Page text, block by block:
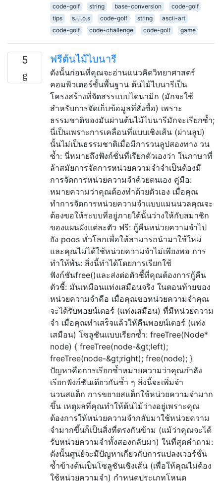
code-golf string base-conversion
code-golf
tips
s.i.l.o.s code-golf string
ascii-art
code-golf
code-challenge code-golf game
5 ฟรีต้นไม้ไบนารี
ดังนั้นก่อนที่คุณจะอ่านแนวคิดวิทยาศาสตร์
คอมพิวเตอร์ขั้นพื้นฐาน ต้นไม้ไบนารีเป็น
โครงสร้างที่จัดสรรแบบไดนามิก (มักจะใช้
สำหรับการจัดเก็บข้อมูลที่สั่งซื้อ) เพราะ
ธรรมชาติของมันผ่านต้นไม้ไบนารีมักจะเรียกซ้ำ;
นี่เป็นเพราะการเคลื่อนที่แบบเชิงเส้น (ผ่านลูป)
นั้นไม่เป็นธรรมชาติเมื่อมีการวนลูปสองทาง วน
ซ้ำ: นี่หมายถึงฟังก์ชั่นที่เรียกตัวเองว่า ในภาษาที่
ล้าสมัยการจัดการหน่วยความจำจำเป็นต้องมี
การจัดการหน่วยความจำด้วยตนเอง คู่มือ:
หมายความว่าคุณต้องทำด้วยตัวเอง เมื่อคุณ
ทำการจัดการหน่วยความจำแบบแมนนวลคุณจะ
ต้องขอให้ระบบที่อยู่ภายใต้นั้นว่างให้กับสมาชิก
ของแผนผังแต่ละตัว ฟรี: กู้คืนหน่วยความจำไป
ยัง poos ทั่วโลกเพื่อให้สามารถนำมาใช้ใหม่
และคุณไม่ได้ใช้หน่วยความจำไม่เพียงพอ การ
ทำให้พ้น: สิ่งนี้ทำได้โดยการเรียกใช้
ฟังก์ชันfree()และส่งต่อตัวชี้ที่คุณต้องการกู้คืน
ตัวชี้: มันเหมือนแท่งเสมือนจริง ในตอนท้ายของ
หน่วยความจำคือ เมื่อคุณขอหน่วยความจำคุณ
จะได้รับพอยน์เตอร์ (แท่งเสมือน) ที่มีหน่วยความ
จำ เมื่อคุณทำเสร็จแล้วให้คืนพอยน์เตอร์ (แท่ง
เสมือน) โซลูชันแบบเรียกซ้ำ: freeTree(Node*
node) { freeTree(node-&gt;left);
freeTree(node-&gt;right); free(node); }
ปัญหาคือการเรียกซ้ำหมายความว่าคุณกำลัง
เรียกฟังก์ชันเดียวกันซ้ำ ๆ สิ่งนี้จะเพิ่มจำ
นวนสแต็ก การขยายสแต็กใช้หน่วยความจำมาก
ขึ้น เหตุผลที่คุณทำให้ต้นไม้ว่างอยู่เพราะคุณ
ต้องการให้หน่วยความจำกลับมาใช้หน่วยความ
จำมากขึ้นก็เป็นสิ่งที่ตรงกันข้าม (แม้ว่าคุณจะได้
รับหน่วยความจำทั้งสองกลับมา) ในที่สุดคำถาม:
ดังนั้นศูนย์จะมีปัญหาเกี่ยวกับการแปลงเวอร์ชั่น
ซ้ำข้างต้นเป็นโซลูชันเชิงเส้น (เพื่อให้คุณไม่ต้อง
ใช้หน่วยความจำ) กำหนดประเภทโหนด